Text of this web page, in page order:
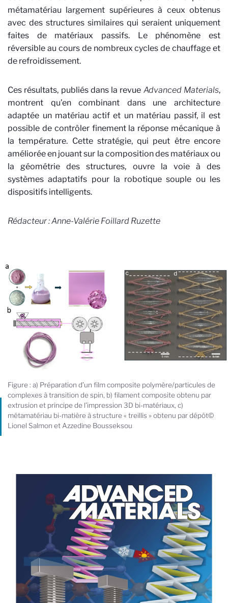
métamatériau largement supérieures à ceux obtenus
avec des structures similaires qui seraient uniquement
faites de matériaux passifs. Le phénomène est
réversible au cours de nombreux cycles de chauffage et
de refroidissement.
Ces résultats, publiés dans la revue Advanced Materials,
montrent qu’en combinant dans une architecture
adaptée un matériau actif et un matériau passif, il est
possible de contrôler finement la réponse mécanique à
la température. Cette stratégie, qui peut être encore
améliorée en jouant sur la composition des matériaux ou
la géométrie des structures, ouvre la voie à des
systèmes adaptatifs pour la robotique souple ou les
dispositifs intelligents.
Rédacteur : Anne-Valérie Foillard Ruzette
Figure : a) Préparation d’un film composite polymère/particules de
complexes à transition de spin, b) filament composite obtenu par
extrusion et principe de l’impression 3D bi-matériaux, c)
métamatériau bi-matière à structure « treillis » obtenu par dépôt©
Lionel Salmon et Azzedine Bousseksou